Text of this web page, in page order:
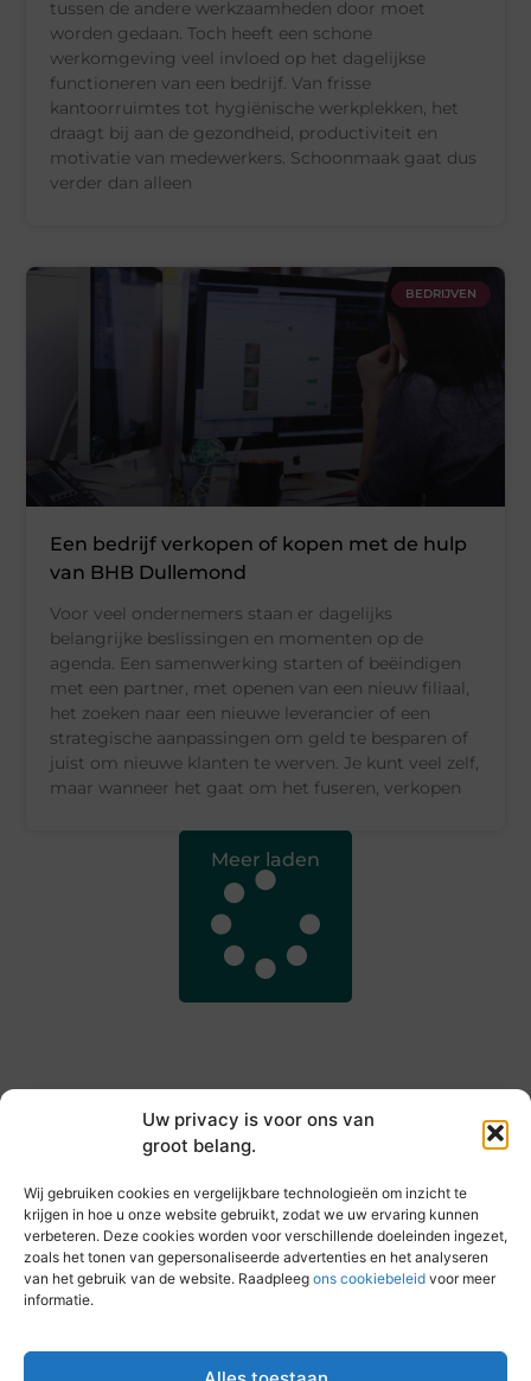
Uw privacy is voor ons van
groot belang.
Wij gebruiken cookies en vergelijkbare technologieën om inzicht te
krijgen in hoe u onze website gebruikt, zodat we uw ervaring kunnen
verbeteren. Deze cookies worden voor verschillende doeleinden ingezet,
zoals het tonen van gepersonaliseerde advertenties en het analyseren
van het gebruik van de website. Raadpleeg ons cookiebeleid voor meer
informatie.
tussen de andere werkzaamheden door moet
worden gedaan. Toch heeft een schone
werkomgeving veel invloed op het dagelijkse
functioneren van een bedrijf. Van frisse
kantoorruimtes tot hygiënische werkplekken, het
draagt bij aan de gezondheid, productiviteit en
motivatie van medewerkers. Schoonmaak gaat dus
verder dan alleen
BEDRIJVEN
Een bedrijf verkopen of kopen met de hulp
van BHB Dullemond
Voor veel ondernemers staan er dagelijks
belangrijke beslissingen en momenten op de
agenda. Een samenwerking starten of beëindigen
met een partner, met openen van een nieuw filiaal,
het zoeken naar een nieuwe leverancier of een
strategische aanpassingen om geld te besparen of
juist om nieuwe klanten te werven. Je kunt veel zelf,
maar wanneer het gaat om het fuseren, verkopen
Meer laden
Elke dag iets nieuws op vandebeckenkamp.nl